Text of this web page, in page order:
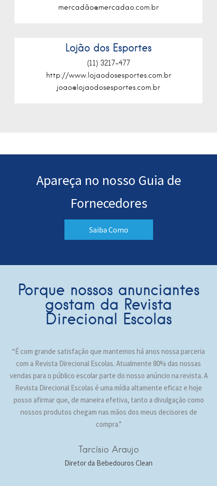
mercadão@mercadao.com.br
Lojão dos Esportes
(11) 3217-477
http://www.lojaodosesportes.com.br
joao@lojaodosesportes.com.br
Apareça no nosso Guia de
Fornecedores
Saiba Como
Porque nossos anunciantes
gostam da Revista
Direcional Escolas
“É com grande satisfação que mantemos há anos nossa parceria
com a Revista Direcional Escolas. Atualmente 80% das nossas
vendas para o público escolar parte do nosso anúncio na revista. A
Revista Direcional Escolas é uma mídia altamente eficaz e hoje
posso afirmar que, de maneira efetiva, tanto a divulgação como
nossos produtos chegam nas mãos dos meus decisores de
compra.”
Tarcísio Araujo
Diretor da Bebedouros Clean